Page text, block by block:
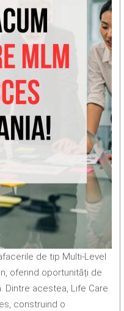
de tip Multi-Level
oferind oportunități de
Dintre acestea, Life Care
construind o